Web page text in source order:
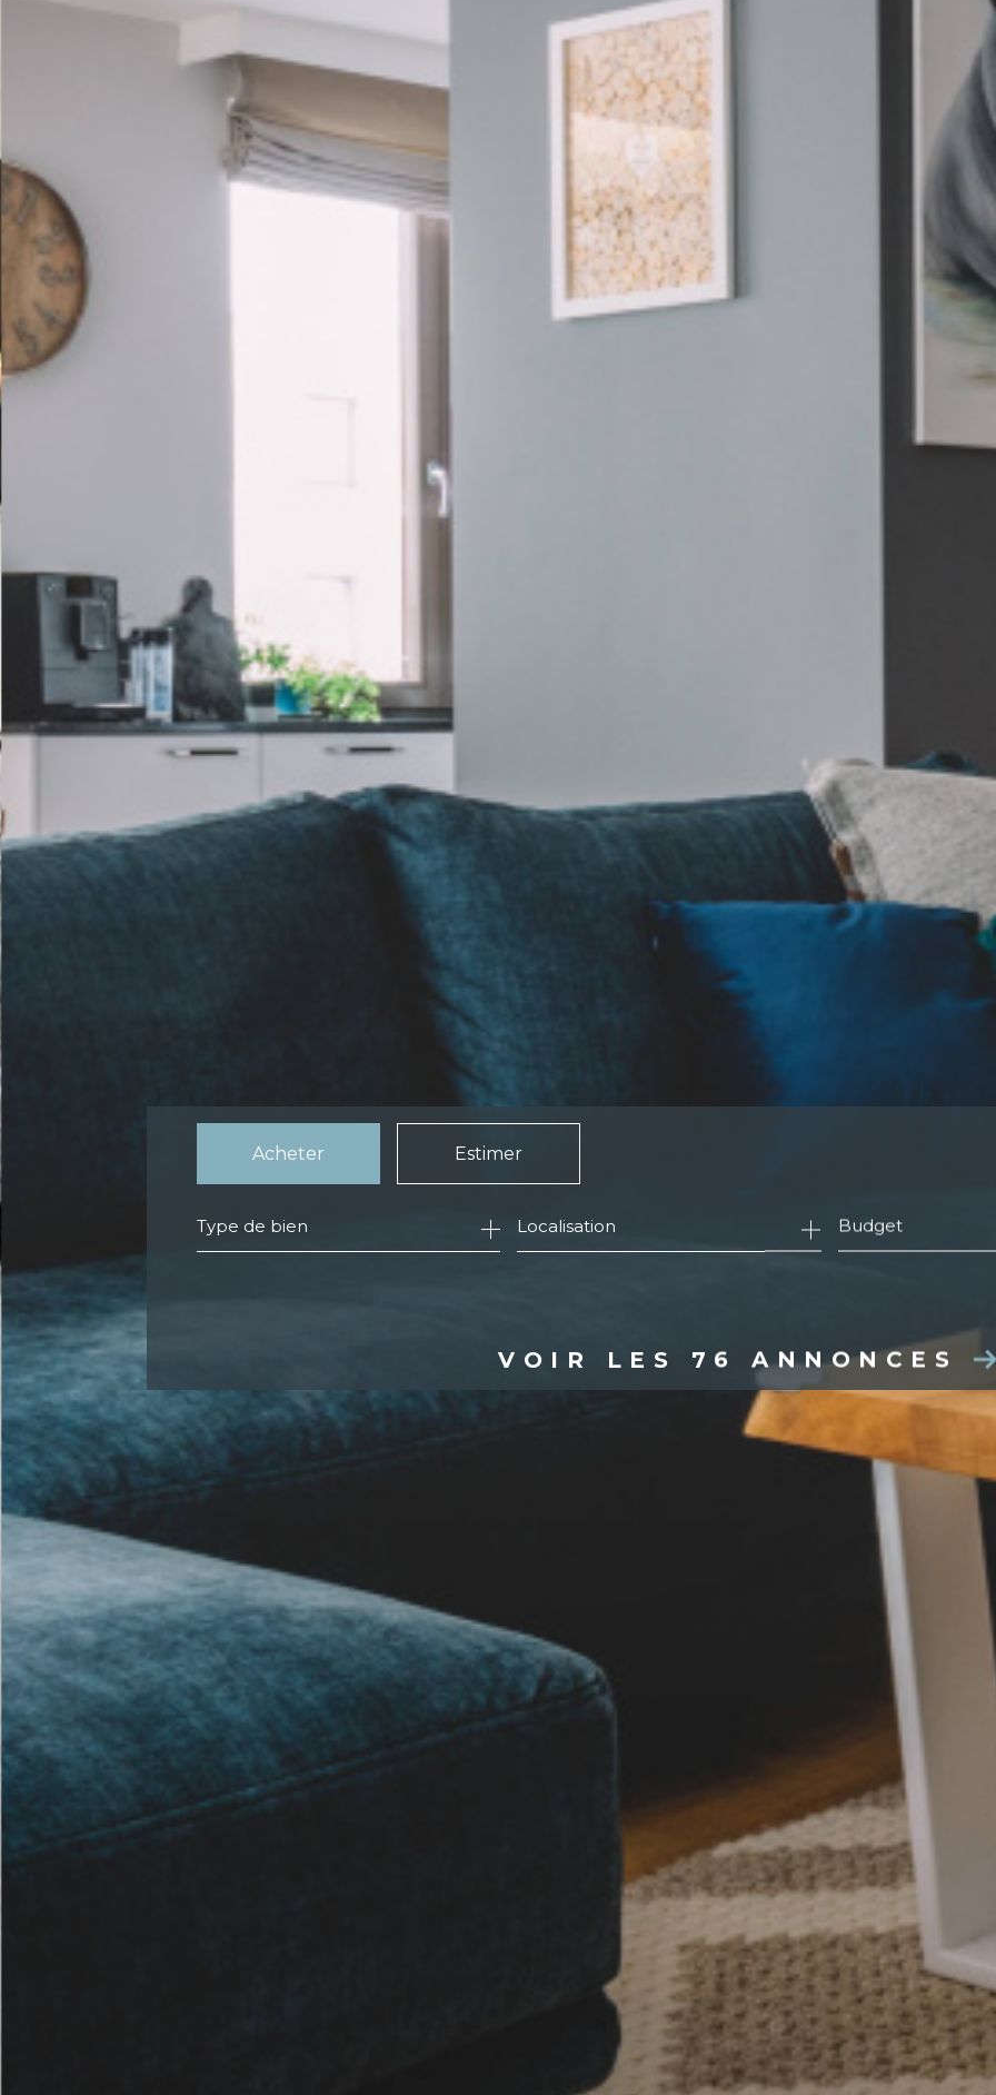
Acheter
de l'ancien
Estimer
Type de bien Budget
VOIR LES 76 ANNONCES